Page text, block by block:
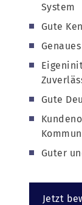
System
Gute
Gute
Guter
Jetzt